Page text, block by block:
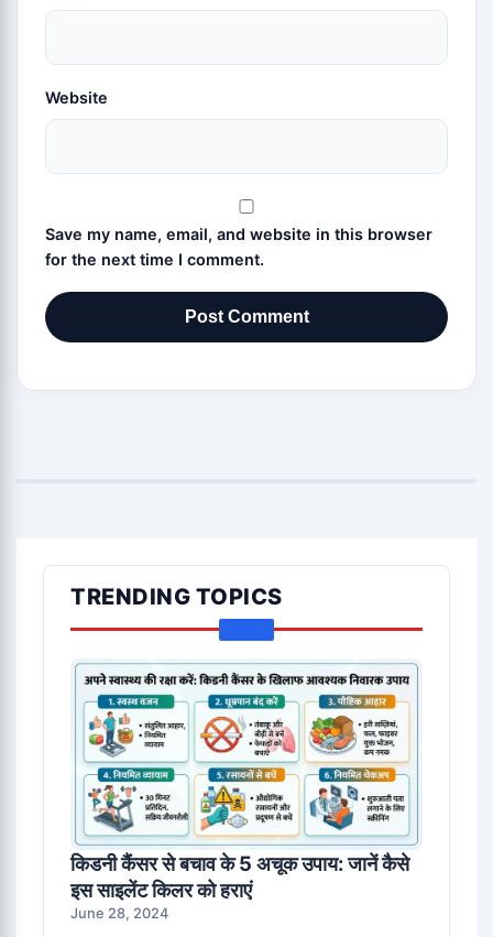
Website
Save my name, email, and website in this browser
for the next time I comment.
TRENDING TOPICS
किडनी कैंसर से बचाव के 5 अचूक उपाय: जानें कैसे
इस साइलेंट किलर को हराएं
June 28, 2024